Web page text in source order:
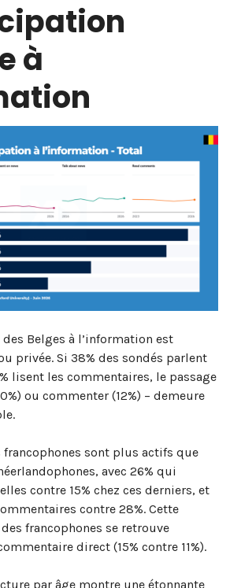
à
Belges à l’information est
privée. Si 38% des sondés parlent
lisent les commentaires, le passage
ou commenter (12%) – demeure
francophones sont plus actifs que
avec 26% qui
contre 15% chez ces derniers, et
contre 28%. Cette
francophones se retrouve
direct (15% contre 11%).
par âge montre une étonnante